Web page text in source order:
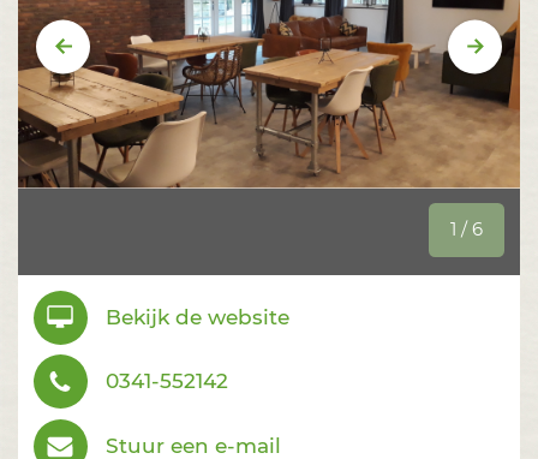
Vorige
1 / 6
Bekijk de website
0341-552142
Stuur een e-mail